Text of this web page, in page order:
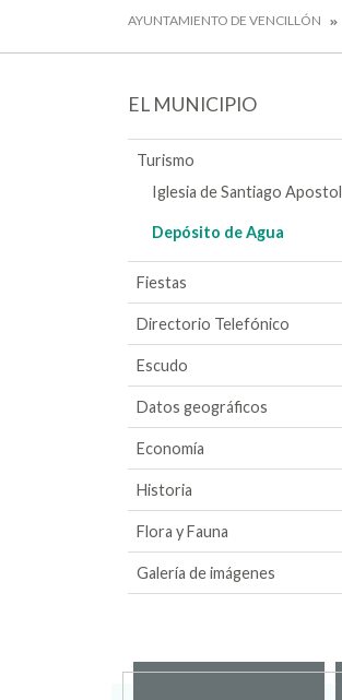
AYUNTAMIENTO DE VENCILLÓN
EL MUNICIPIO
Turismo
Iglesia de Santiago Apostol
Depósito de Agua
Fiestas
Directorio Telefónico
Escudo
Datos geográficos
Economía
Historia
Flora y Fauna
Galería de imágenes